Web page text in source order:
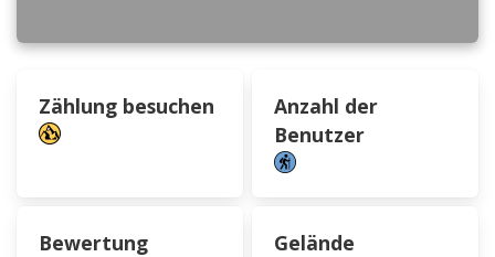
Zählung besuchen
Anzahl der
Benutzer
Bewertung Gelände